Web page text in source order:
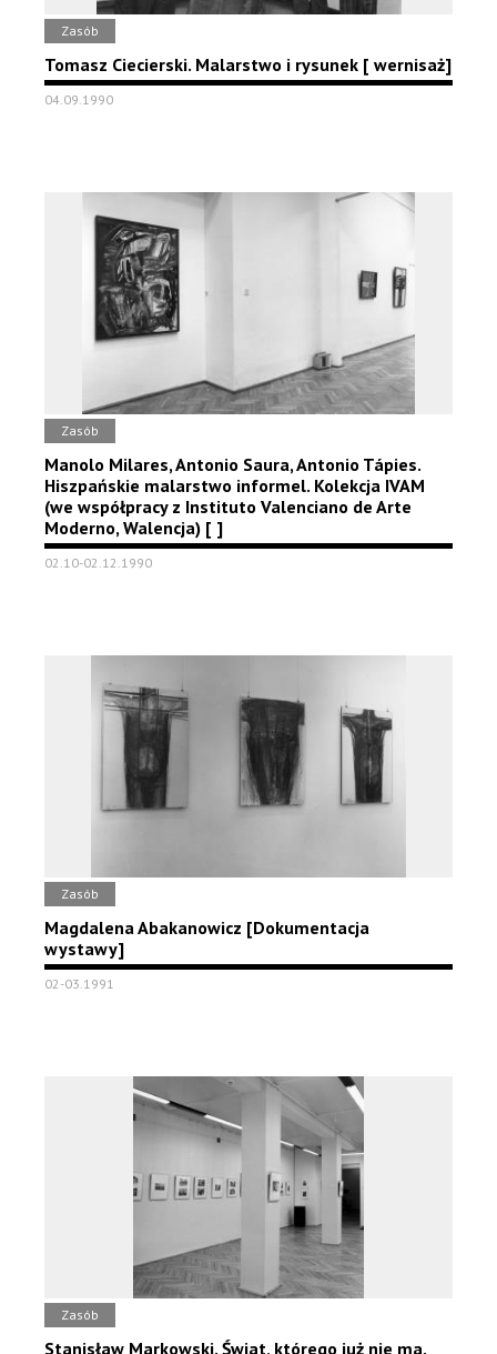
Zasób
Tomasz Ciecierski. Malarstwo i rysunek [ wernisaż]
04.09.1990
Zasób
Manolo Milares, Antonio Saura, Antonio Tápies.
Hiszpańskie malarstwo informel. Kolekcja IVAM
(we współpracy z Instituto Valenciano de Arte
Moderno, Walencja) [ ]
02.10-02.12.1990
Zasób
Magdalena Abakanowicz [Dokumentacja
wystawy]
02-03.1991
Zasób
Stanisław Markowski. Świat, którego już nie ma.